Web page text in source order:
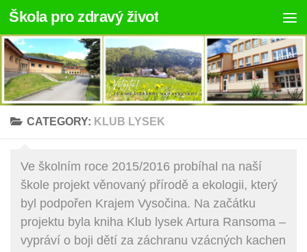
Skip to content
Škola pro zdravý život
CATEGORY: KLUB LYSEK
Ve školním roce 2015/2016 probíhal na naší
škole projekt věnovaný přírodě a ekologii, který
byl podpořen Krajem Vysočina. Na začátku
projektu byla kniha Klub lysek Artura Ransoma –
vypráví o boji dětí za záchranu vzácných kachen